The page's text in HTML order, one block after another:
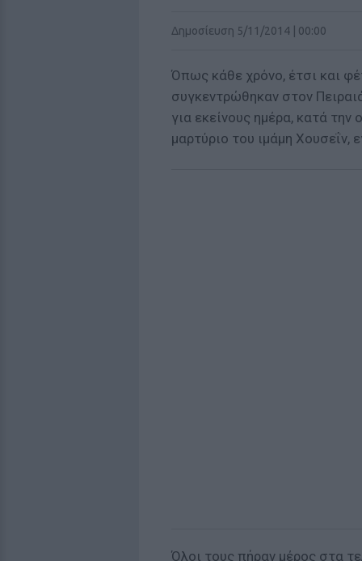
Δημοσίευση 5/11/2014 | 00:00
Όπως κάθε χρόνο, έτσι και
συγκεντρώθηκαν στον
για εκείνους ημέρα, κατά
μαρτύριο του ιμάμη
Όλοι τους πήραν μέρος στα